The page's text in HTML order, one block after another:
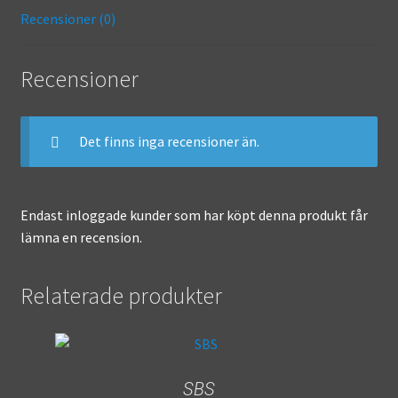
Recensioner (0)
Recensioner
Det finns inga recensioner än.
Endast inloggade kunder som har köpt denna produkt får
lämna en recension.
Relaterade produkter
SBS